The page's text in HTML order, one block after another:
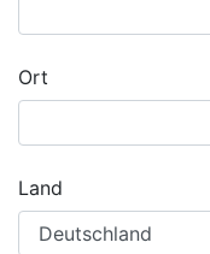
Ort
Land